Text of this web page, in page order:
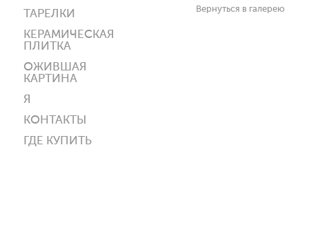
ТАРЕЛКИ
КЕРАМИЧЕСКАЯ
ПЛИТКА
ОЖИВШАЯ
КАРТИНА
Я
КОНТАКТЫ
ГДЕ КУПИТЬ
Вернуться в галерею